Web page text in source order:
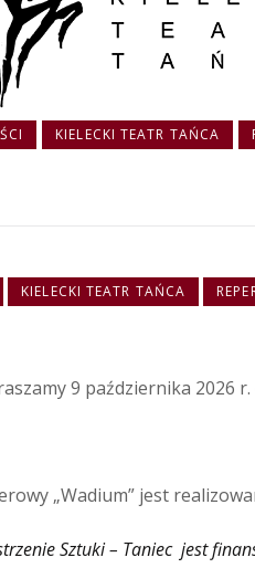
KIELECKI TEATR TAŃCA
KIELECKI TEATR TAŃCA
9 października 2026
„Wadium” jest
Sztuki – Taniec jest